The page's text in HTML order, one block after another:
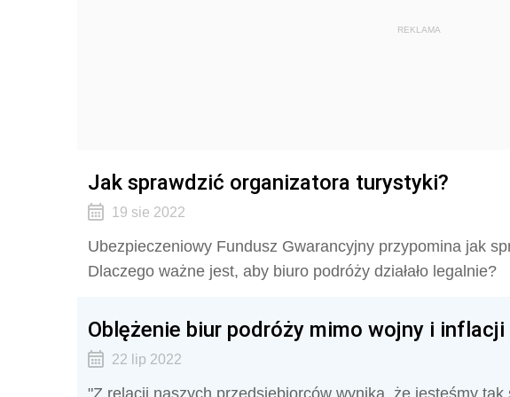
REKLAMA
Jak sprawdzić organizatora turystyki?
19 sie 2022
Ubezpieczeniowy Fundusz Gwarancyjny przypomina jak
Dlaczego ważne jest, aby biuro podróży działało legalnie?
Oblężenie biur podróży mimo wojny i inflacji
22 lip 2022
"Z relacji naszych przedsiębiorców wynika, że jesteśmy